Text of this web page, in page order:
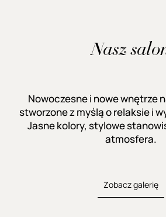
Nasz
Nowoczesne i nowe wnętrze
stworzone z myślą o relaksie i
Jasne kolory, stylowe
atmosfera.
Zobacz galerię